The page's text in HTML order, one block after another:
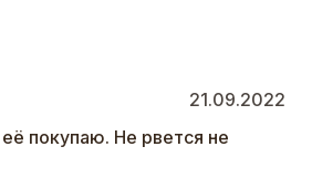
21.09.2022
покупаю. Не рвется не